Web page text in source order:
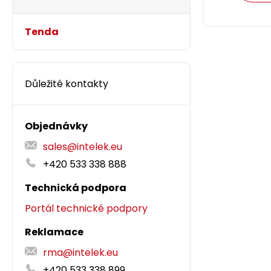
Tenda
Důležité kontakty
Objednávky
sales@intelek.eu
+420 533 338 888
Technická podpora
Portál technické podpory
Reklamace
rma@intelek.eu